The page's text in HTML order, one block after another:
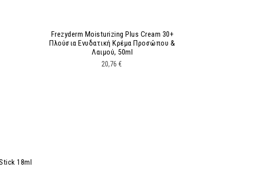
18ml
Frezyderm Moisturizing Plus Cream 30+
Πλούσια Ενυδατική Κρέμα Προσώπου &
Λαιμού, 50ml
20,76 €